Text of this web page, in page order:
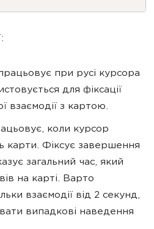
при русі курсора
для фіксації
взаємодії з картою.
коли курсор
карти. Фіксує завершення
загальний час, який
на карті. Варто
взаємодії від 2 секунд,
випадкові наведення